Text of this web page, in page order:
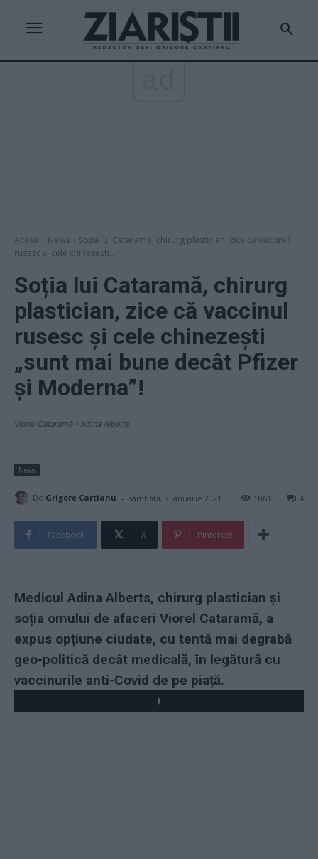
Acasă News
Soția lui Cataramă, chirurg plastician, zice că vaccinul
rusesc și cele chinezești...
Soția lui Cataramă, chirurg
plastician, zice că vaccinul
rusesc și cele chinezești
„sunt mai bune decât Pfizer
și Moderna”!
Viorel Cataramă - Adina Alberts
News
De Grigore Cartianu - sâmbătă, 9 ianuarie 2021 4
5861
Facebook X Pinterest
Medicul Adina Alberts, chirurg plastician și
soția omului de afaceri Viorel Cataramă, a
expus opțiune ciudate, cu tentă mai degrabă
geo-politică decât medicală, în legătură cu
vaccinurile anti-Covid de pe piață.
Play